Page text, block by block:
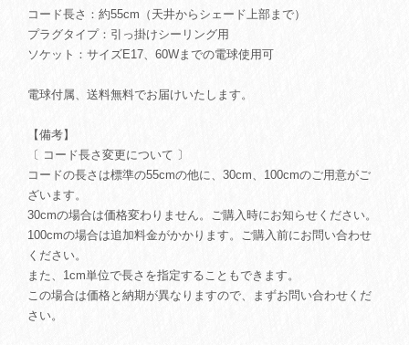
コード長さ：約55cm（天井からシェード上部まで）
プラグタイプ：引っ掛けシーリング用
ソケット：サイズE17、60Wまでの電球使用可
電球付属、送料無料でお届けいたします。
【備考】
〔 コード長さ変更について 〕
コードの長さは標準の55cmの他に、30cm、100cmのご用意がご
ざいます。
30cmの場合は価格変わりません。ご購入時にお知らせください。
100cmの場合は追加料金がかかります。ご購入前にお問い合わせ
ください。
また、1cm単位で長さを指定することもできます。
この場合は価格と納期が異なりますので、まずお問い合わせくだ
さい。